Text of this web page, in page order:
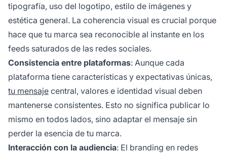
tipografía, uso del logotipo, estilo de imágenes y
estética general. La coherencia visual es crucial porque
hace que tu marca sea reconocible al instante en los
feeds saturados de las redes sociales.
Consistencia entre plataformas: Aunque cada
plataforma tiene características y expectativas únicas,
tu mensaje central, valores e identidad visual deben
mantenerse consistentes. Esto no significa publicar lo
mismo en todos lados, sino adaptar el mensaje sin
perder la esencia de tu marca.
Interacción con la audiencia: El branding en redes